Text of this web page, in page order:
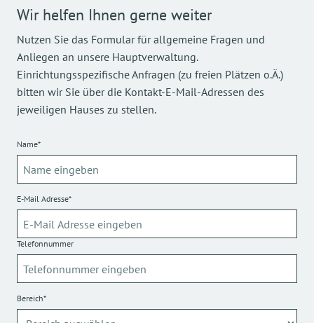
Wir helfen Ihnen gerne weiter
Nutzen Sie das Formular für allgemeine Fragen und
Anliegen an unsere Hauptverwaltung.
Einrichtungsspezifische Anfragen (zu freien Plätzen o.Ä.)
bitten wir Sie über die Kontakt-E-Mail-Adressen des
jeweiligen Hauses zu stellen.
Name*
E-Mail Adresse*
Telefonnummer
Bereich*